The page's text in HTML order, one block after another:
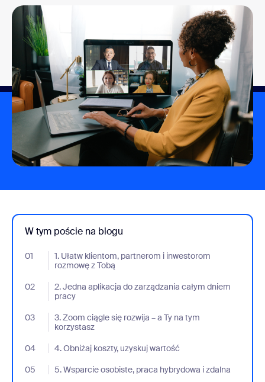
W tym poście na blogu
01
1. Ułatw klientom, partnerom i inwestorom
rozmowę z Tobą
- Jumplink to 1. Ułatw klientom, partnerom i inwestorom
02
2. Jedna aplikacja do zarządzania całym dniem
pracy
- Jumplink to 2. Jedna aplikacja do zarządzania całym dniem
03
3. Zoom ciągle się rozwija – a Ty na tym
korzystasz
- Jumplink to 3. Zoom ciągle się rozwija – a Ty na tym korzystasz
04 4. Obniżaj koszty, uzyskuj wartość
- Jumplink to 4. Obniżaj koszty, uzyskuj wartość
05
5. Wsparcie osobiste, praca hybrydowa i zdalna
- Jumplink to 5. Wsparcie osobiste, praca hybrydowa i zdalna